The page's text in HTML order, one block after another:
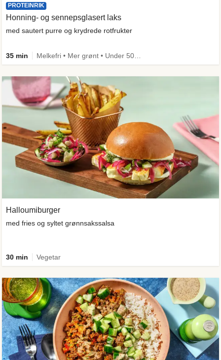
PROTEINRIK
Honning- og sennepsglasert laks
med sautert purre og krydrede rotfrukter
35 min
Halloumiburger
med fries og syltet grønnsakssalsa
30 min Vegetar